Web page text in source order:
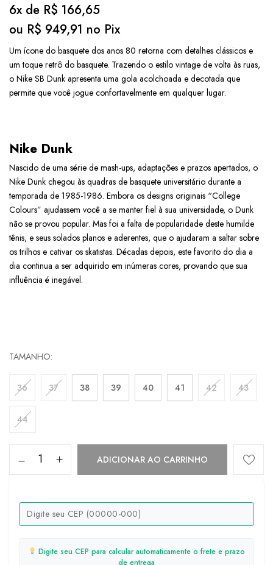
6x de R$ 166,65
ou R$ 949,91 no Pix
Um ícone do basquete dos anos 80 retorna com detalhes clássicos e
um toque retrô do basquete. Trazendo o estilo vintage de volta às ruas,
o Nike SB Dunk apresenta uma gola acolchoada e decotada que
permite que você jogue confortavelmente em qualquer lugar.
Nike Dunk
Nascido de uma série de mash-ups, adaptações e prazos apertados, o
Nike Dunk chegou às quadras de basquete universitário durante a
temporada de 1985-1986. Embora os designs originais “College
Colours” ajudassem você a se manter fiel à sua universidade, o Dunk
não se provou popular. Mas foi a falta de popularidade deste humilde
tênis, e seus solados planos e aderentes, que o ajudaram a saltar sobre
os trilhos e cativar os skatistas. Décadas depois, este favorito do dia a
dia continua a ser adquirido em inúmeras cores, provando que sua
influência é inegável.
TAMANHO
36 37 38 39 40 41 42 43
44
ADICIONAR AO CARRINHO
Digite seu CEP para calcular automaticamente o frete e prazo
de entrega